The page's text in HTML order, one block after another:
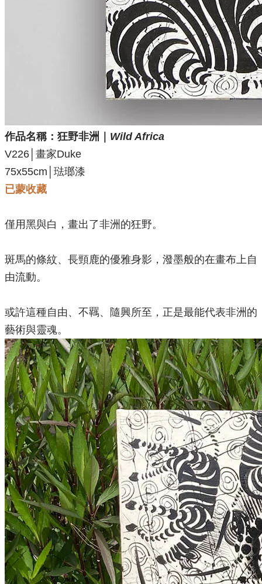
作品名稱： 狂野非洲｜ Wild Africa
V226│畫家Duke
75x55cm│琺瑯漆
已蒙收藏
僅用黑與白，畫出了非洲的狂野。
斑馬的條紋、長頸鹿的優雅身影，潑墨般的在畫布上自
由流動。
或許這種自由、不羈、隨興所至，正是最能代表非洲的
藝術與靈魂。